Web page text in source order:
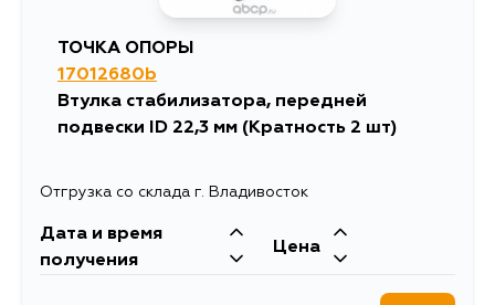
ТОЧКА ОПОРЫ
17012680b
Втулка стабилизатора, передней
подвески ID 22,3 мм (Кратность 2 шт)
Отгрузка со склада г. Владивосток
Дата и время
получения
Цена